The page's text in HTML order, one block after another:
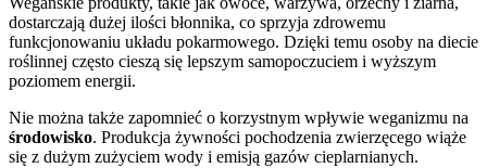
dostarczają dużej ilości błonnika, co sprzyja zdrowemu
funkcjonowaniu układu pokarmowego. Dzięki temu osoby na diecie
roślinnej często cieszą się lepszym samopoczuciem i wyższym
poziomem energii.
Nie można także zapomnieć o korzystnym wpływie weganizmu na
środowisko. Produkcja żywności pochodzenia zwierzęcego wiąże
się z dużym zużyciem wody i emisją gazów cieplarnianych.